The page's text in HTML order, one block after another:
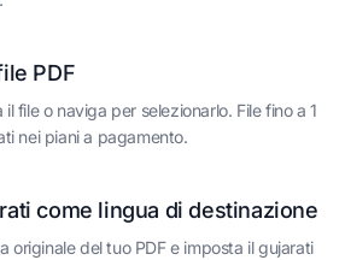
PDF
il file o naviga per selezionarlo. File fino a 1
nei piani a pagamento.
come lingua di destinazione
originale del tuo PDF e imposta il gujarati